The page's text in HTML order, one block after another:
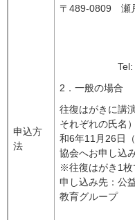
申込方
法
〒489-0809
Tel: 0561-
2．一般の場合
往復はがきに講
それぞれの氏名
和6年11月26日
協会へお申し込
※往復はがき1枚
申し込み先：公
教